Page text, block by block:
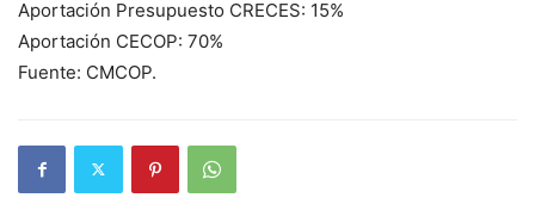
Aportación Presupuesto CRECES: 15%
Aportación CECOP: 70%
Fuente: CMCOP.